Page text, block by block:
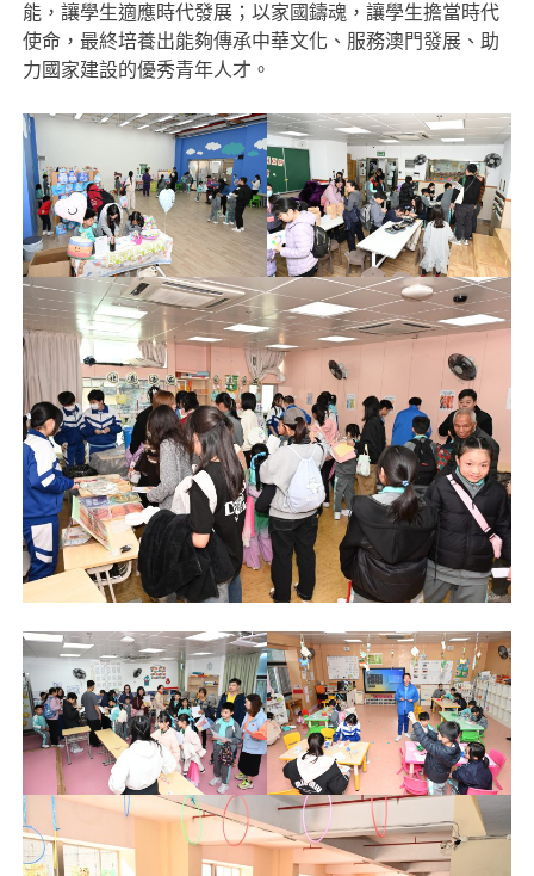
能，讓學生適應時代發展；以家國鑄魂，讓學生擔當時代
使命，最終培養出能夠傳承中華文化、服務澳門發展、助
力國家建設的優秀青年人才。